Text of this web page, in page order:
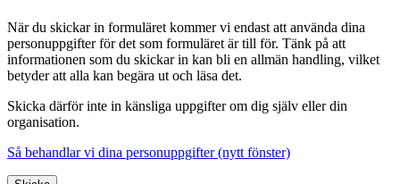
När du skickar in formuläret kommer vi endast att använda dina
personuppgifter för det som formuläret är till för. Tänk på att
informationen som du skickar in kan bli en allmän handling, vilket
betyder att alla kan begära ut och läsa det.
Skicka därför inte in känsliga uppgifter om dig själv eller din
organisation.
Så behandlar vi dina personuppgifter (nytt fönster)